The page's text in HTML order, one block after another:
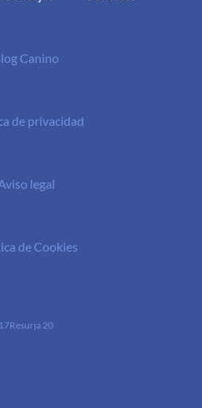
Canino
de privacidad
legal
de Cookies
17Resurja 20